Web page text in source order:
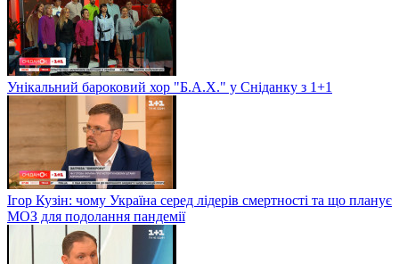
Унікальний бароковий хор "Б.А.Х." у Сніданку з 1+1
Ігор Кузін: чому Україна серед лідерів смертності та що планує
МОЗ для подолання пандемії